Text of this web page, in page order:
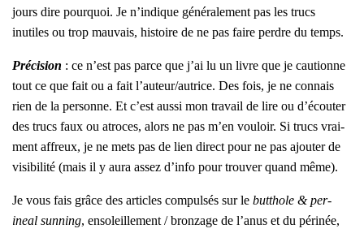
jours dire pour­quoi. Je n’in­dique géné­ra­le­ment pas les trucs
inutiles ou trop mau­vais, his­toire de ne pas faire perdre du temps.
Pré­ci­sion : ce n’est pas parce que j’ai lu un livre que je cau­tionne
tout ce que fait ou a fait l’auteur/autrice. Des fois, je ne connais
rien de la per­sonne. Et c’est aus­si mon tra­vail de lire ou d’é­cou­ter
des trucs faux ou atroces, alors ne pas m’en vou­loir. Si trucs vrai­
ment affreux, je ne mets pas de lien direct pour ne pas ajou­ter de
visi­bi­li­té (mais il y aura assez d’in­fo pour trou­ver quand même).
Je vous fais grâce des articles com­pul­sés sur le but­thole & per­
ineal sun­ning, enso­leille­ment / bron­zage de l’a­nus et du péri­née,